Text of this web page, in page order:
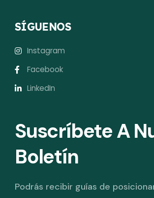
SÍGUENOS
Instagram
Facebook
LinkedIn
Suscríbete A
Boletín
Podrás recibir guías de